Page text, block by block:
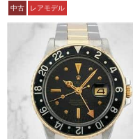
中古 レアモデル